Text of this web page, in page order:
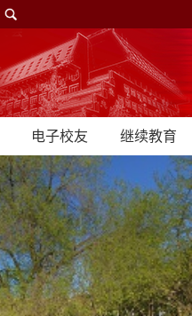
电子校友 继续教育